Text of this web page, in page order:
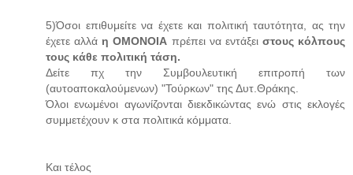
5)Όσοι επιθυμείτε να έχετε και πολιτική ταυτότητα, ας την
έχετε αλλάη ΟΜΟΝΟΙΑ πρέπει να εντάξει στους κόλπους
τους κάθε πολιτική τάση.
Δείτε πχ την Συμβουλευτική επιτροπή των
(αυτοαποκαλούμενων) "Τούρκων" της Δυτ.Θράκης.
Όλοι ενωμένοι αγωνίζονται διεκδικώντας ενώ στις εκλογές
συμμετέχουν κ στα πολιτικά κόμματα.
Και τέλος